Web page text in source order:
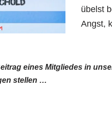
übelst
Angst,
eines Mitgliedes in
stellen …